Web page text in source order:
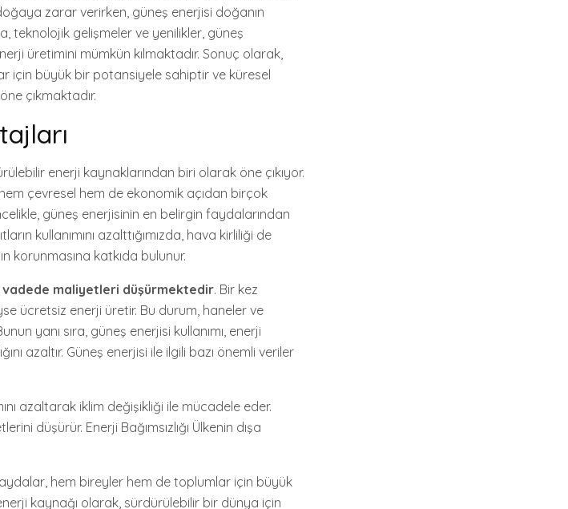
zarar verirken, güneş enerjisi doğanın
teknolojik gelişmeler ve yenilikler, güneş
üretimini mümkün kılmaktadır. Sonuç olarak,
için büyük bir potansiyele sahiptir ve küresel
çıkmaktadır.
enerji kaynaklarından biri olarak öne çıkıyor.
çevresel hem de ekonomik açıdan birçok
güneş enerjisinin en belirgin faydalarından
kullanımını azalttığımızda, hava kirliliği de
korunmasına katkıda bulunur.
vadede maliyetleri düşürmektedir. Bir kez
ücretsiz enerji üretir. Bu durum, haneler ve
yanı sıra, güneş enerjisi kullanımı, enerji
azaltır. Güneş enerjisi ile ilgili bazı önemli veriler
azaltarak iklim değişikliği ile mücadele eder.
düşürür. Enerji Bağımsızlığı Ülkenin dışa
hem bireyler hem de toplumlar için büyük
kaynağı olarak, sürdürülebilir bir dünya için